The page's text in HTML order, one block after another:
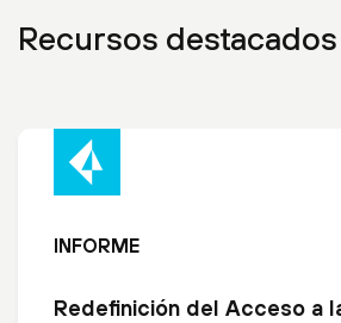
Recursos destacados
INFORME
Redefinición del Acceso a